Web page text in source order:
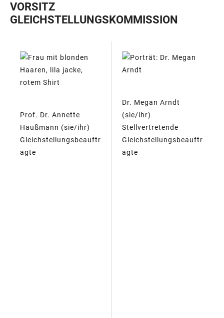
VORSITZ
GLEICHSTELLUNGSKOMMISSION
TABELLE
Prof. Dr. Annette
Haußmann (sie/ihr)
Gleichstellungsbeauftr
agte
Dr. Megan Arndt
(sie/ihr)
Stellvertretende
Gleichstellungsbeauftr
agte